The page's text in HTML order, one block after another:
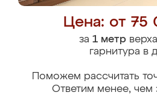
Цена: от 75
за 1 метр
гарнитура в
Поможем рассчитать
Ответим менее, чем